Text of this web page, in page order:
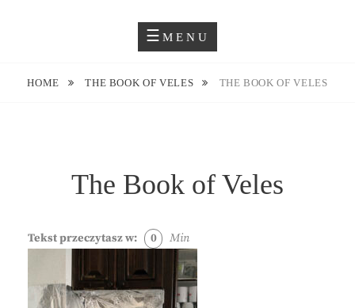
JUSTYNA EWA GROCHOWSKA
MENU
HOME THE BOOK OF VELES THE BOOK OF VELES
The Book of Veles
Tekst przeczytasz w: 0 Min